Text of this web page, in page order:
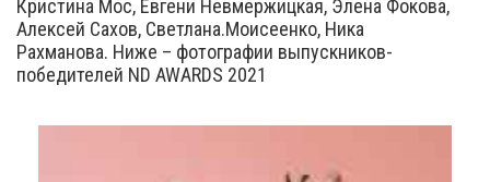
Кристина Мос, Евгени Невмержицкая, Элена Фокова,
Алексей Сахов, Светлана.Моисеенко, Ника
Рахманова. Ниже – фотографии выпускников-
победителей ND AWARDS 2021